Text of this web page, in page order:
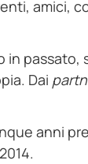
amici,
passato,
Dai
anni